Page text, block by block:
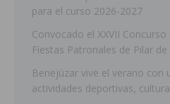
para el curso 2026-2027
Convocado el XXVII
Fiestas Patronales de Pilar
Benejúzar vive el verano con
actividades deportivas,